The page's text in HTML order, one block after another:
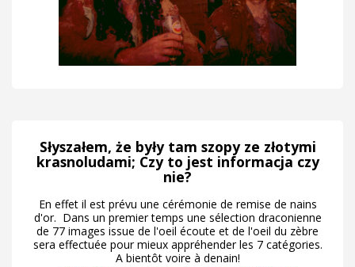
Słyszałem, że były tam szopy ze złotymi
krasnoludami; Czy to jest informacja czy
nie?
En effet il est prévu une cérémonie de remise de nains
d'or. Dans un premier temps une sélection draconienne
de 77 images issue de l'oeil écoute et de l'oeil du zèbre
sera effectuée pour mieux appréhender les 7 catégories.
A bientôt voire à denain!